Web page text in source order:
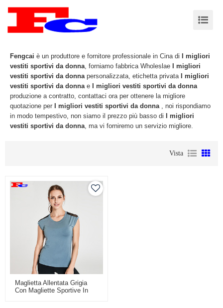
Fengcai è un produttore e fornitore professionale in Cina di
I migliori
vestiti sportivi da donna, forniamo fabbrica Wholeslae
I migliori
vestiti sportivi da donnapersonalizzata, etichetta privata
I migliori
vestiti sportivi da donnae
I migliori vestiti sportivi da donna
produzione a contratto, contattaci ora per ottenere la migliore
quotazione per
I migliori vestiti sportivi da donna, noi rispondiamo
in modo tempestivo, non siamo il prezzo più basso di
I migliori
vestiti sportivi da donna, ma vi forniremo un servizio migliore.
Vista
Maglietta Allentata Grigia
Con Magliette Sportive In